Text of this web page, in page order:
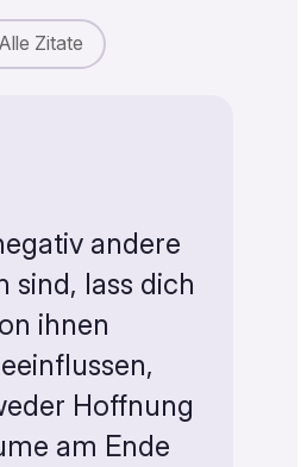
Alle Zitate
andere
sind, lass dich
ihnen
Hoffnung
am Ende